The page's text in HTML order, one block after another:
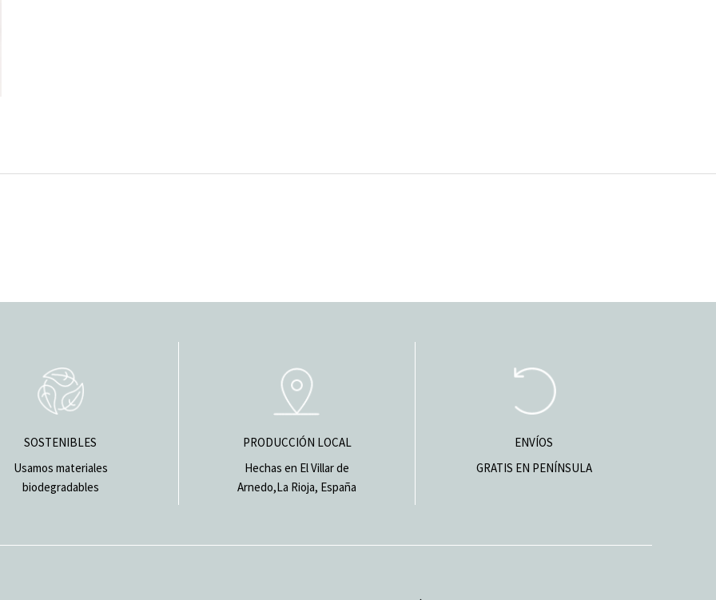
SOSTENIBLES
Usamos materiales
biodegradables
PRODUCCIÓN LOCAL
Hechas en El Villar de
Arnedo,La Rioja, España
ENVÍOS
GRATIS EN PENÍNSULA